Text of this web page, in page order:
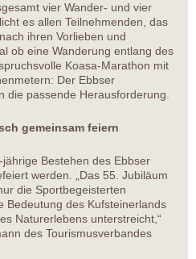
vier Wander- und vier
es allen Teilnehmenden, das
ihren Vorlieben und
ob eine Wanderung entlang des
Koasa-Marathon mit
Der Ebbser
die passende Herausforderung.
gemeinsam feiern
Bestehen des Ebbser
werden. „Das 55. Jubiläum
die Sportbegeisterten
Bedeutung des Kufsteinerlands
Naturerlebens unterstreicht,“
des Tourismusverbandes